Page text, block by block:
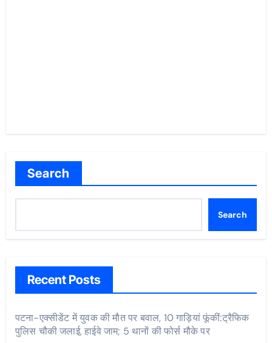
Search
Search
Recent Posts
पटना-एक्सीडेंट में युवक की मौत पर बवाल, 10 गाड़ियां फूंकीं:ट्रैफिक
पुलिस चौकी जलाई, हाईवे जाम; 5 थानों की फोर्स मौके पर